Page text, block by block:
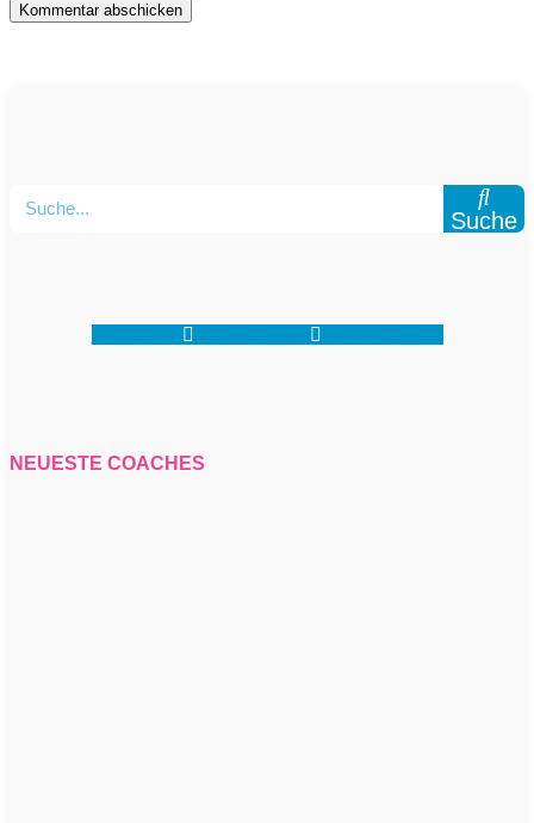
Suche
NEUESTE COACHES